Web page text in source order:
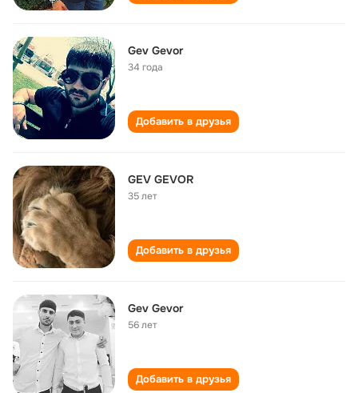
Gev Gevor
34 года
Добавить в друзья
GEV GEVOR
35 лет
Добавить в друзья
Gev Gevor
56 лет
Добавить в друзья